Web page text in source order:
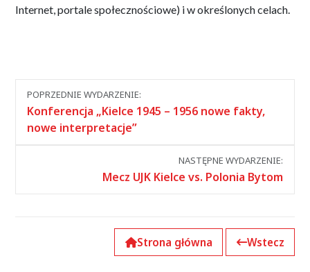
Internet, portale społecznościowe) i w określonych celach.
Nawigacja
między
wydarzeniami
POPRZEDNIE WYDARZENIE:
Konferencja „Kielce 1945 – 1956 nowe fakty,
nowe interpretacje”
NASTĘPNE WYDARZENIE:
Mecz UJK Kielce vs. Polonia Bytom
Strona główna Wstecz